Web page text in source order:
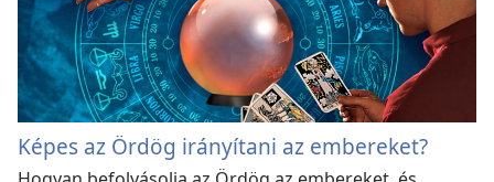
Képes az Ördög irányítani az embereket?